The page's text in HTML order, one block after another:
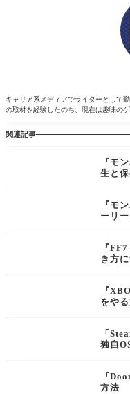
キャリア系メディアでライターとして
の取材を経験したのち、現在は趣味の
関連記事
『モ
生と
『モ
ーリ
『
き方
『
をや
「
独自
『
方法